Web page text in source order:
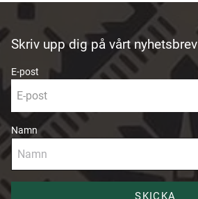
Skriv upp dig på vårt nyhetsbrev
E-post
Namn
SKICKA